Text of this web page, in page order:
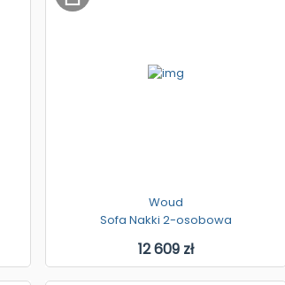
Woud
Sofa Nakki 2-osobowa
12 609 zł